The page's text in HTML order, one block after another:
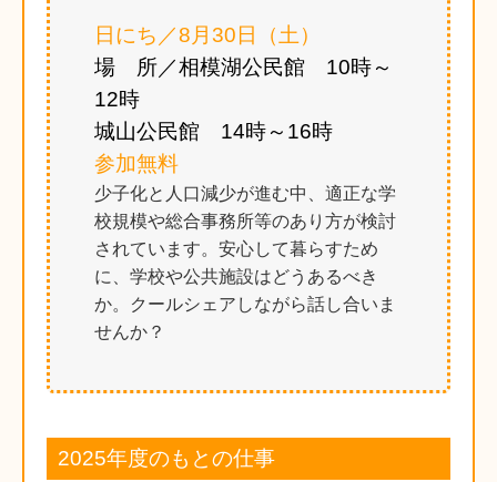
日にち／8月30日（土）
場 所／相模湖公民館 10時～
12時
城山公民館 14時～16時
参加無料
少子化と人口減少が進む中、適正な学
校規模や総合事務所等のあり方が検討
されています。安心して暮らすため
に、学校や公共施設はどうあるべき
か。クールシェアしながら話し合いま
せんか？
2025年度のもとの仕事